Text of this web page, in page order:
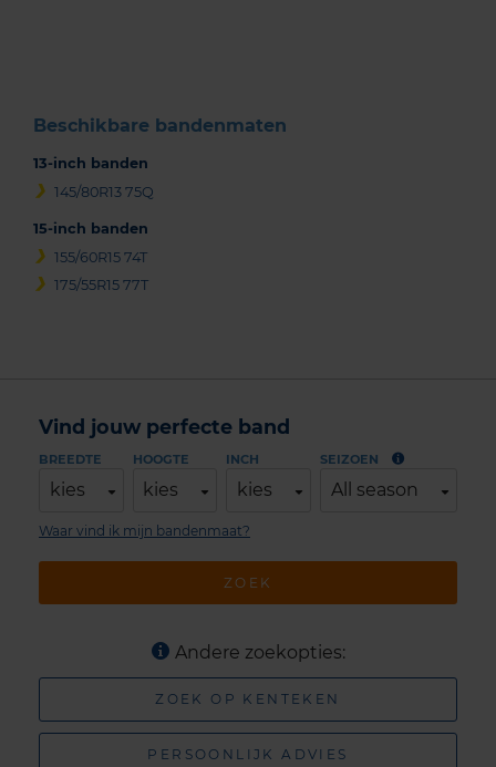
Beschikbare bandenmaten
13-inch banden
145/80R13 75Q
15-inch banden
155/60R15 74T
175/55R15 77T
Vind jouw perfecte band
BREEDTE
kies
HOOGTE
kies
INCH
kies
SEIZOEN
All season
ZOEK
Waar vind ik mijn bandenmaat?
Andere zoekopties:
ZOEK OP KENTEKEN
PERSOONLIJK ADVIES